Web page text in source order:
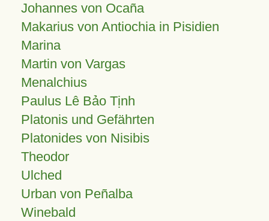
Johannes von Ocaña
Makarius von Antiochia in Pisidien
Marina
Martin von Vargas
Menalchius
Paulus Lê Bảo Tịnh
Platonis und Gefährten
Platonides von Nisibis
Theodor
Ulched
Urban von Peñalba
Winebald